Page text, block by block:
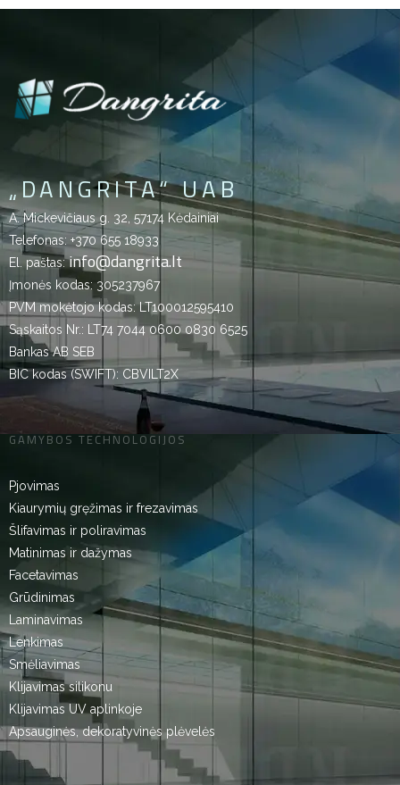
„DANGRITA“ UAB
A. Mickevičiaus g. 32, 57174 Kėdainiai
Telefonas: +370 655 18933
El. paštas:info@dangrita.lt
Įmonės kodas: 305237967
PVM mokėtojo kodas: LT100012595410
Sąskaitos Nr.: LT74 7044 0600 0830 6525
Bankas AB SEB
BIC kodas (SWIFT): CBVILT2X
GAMYBOS TECHNOLOGIJOS
Pjovimas
Kiaurymių gręžimas ir frezavimas
Šlifavimas ir poliravimas
Matinimas ir dažymas
Facetavimas
Grūdinimas
Laminavimas
Lenkimas
Smėliavimas
Klijavimas silikonu
Klijavimas UV aplinkoje
Apsauginės, dekoratyvinės plėvelės